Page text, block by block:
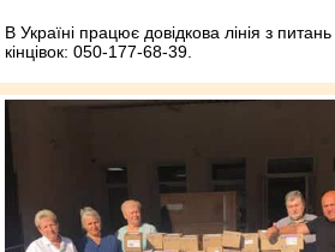
В Україні працює довідкова лінія з
кінцівок: 050-177-68-39.